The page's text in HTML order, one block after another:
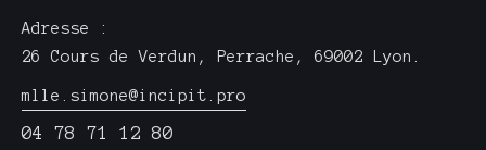
Adresse :
26 Cours de Verdun, Perrache, 69002 Lyon.
mlle.simone@incipit.pro
04 78 71 12 80